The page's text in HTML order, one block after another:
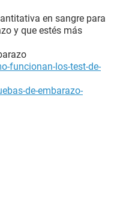
en sangre para
y que estés más
funcionan-los-test-de-
de-embarazo-